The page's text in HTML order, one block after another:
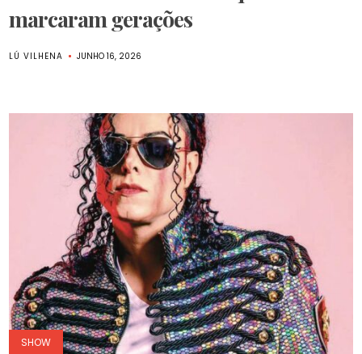
marcaram gerações
LÚ VILHENA JUNHO 16, 2026
SHOW